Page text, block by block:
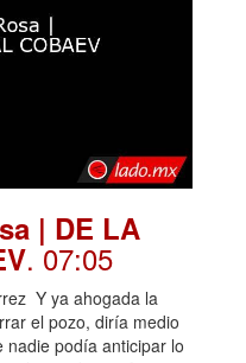
| DE LA
. 07:05
Y ya ahogada la
el pozo, diría medio
nadie podía anticipar lo